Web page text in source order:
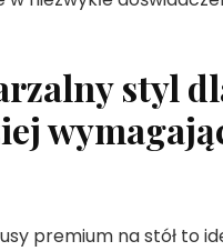
styl
premium na stół to